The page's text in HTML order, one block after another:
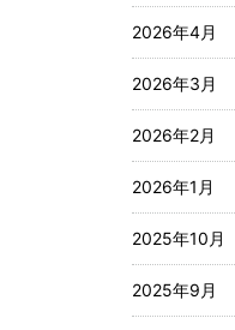
2026年4月
2026年3月
2026年2月
2026年1月
2025年10月
2025年9月